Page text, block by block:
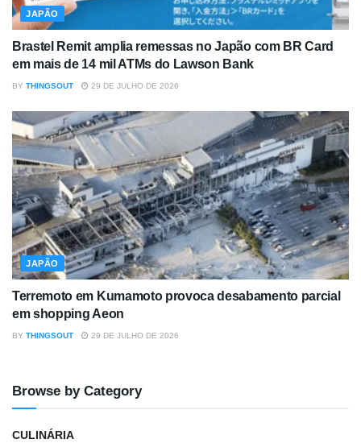
JAPÃO
Brastel Remit amplia remessas no Japão com BR Card
em mais de 14 mil ATMs do Lawson Bank
BY THINGSOUT 29 DE JULHO DE 2026
JAPÃO
Terremoto em Kumamoto provoca desabamento parcial
em shopping Aeon
BY THINGSOUT 29 DE JULHO DE 2026
Browse by Category
CULINÁRIA